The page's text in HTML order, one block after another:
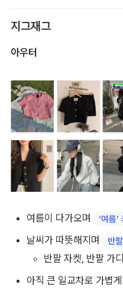
지그재그
아우터
여름이 다가오며 ‘여름’
날씨가 따뜻해지며
반팔
반팔 자켓, 반팔 가
아직 큰 일교차로 가볍